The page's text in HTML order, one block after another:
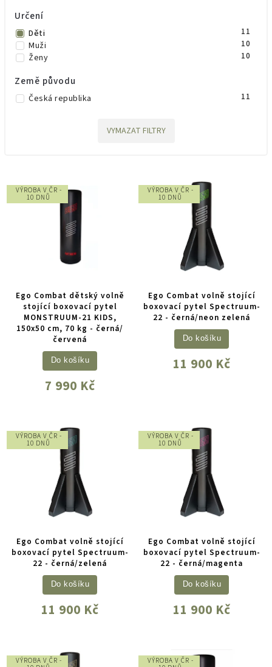
Určení
Děti 11
Muži 10
Ženy 10
Země původu
Česká republika 11
VYMAZAT FILTRY
VÝROBA V ČR -
10 DNŮ
Ego Combat dětský volně
stojící boxovací pytel
MONSTRUUM-21 KIDS,
150x50 cm, 70 kg - černá/
červená
7 990 Kč
Do košíku
VÝROBA V ČR -
10 DNŮ
Ego Combat volně stojící
boxovací pytel Spectruum-
22 - černá/neon zelená
11 900 Kč
Do košíku
VÝROBA V ČR -
10 DNŮ
Ego Combat volně stojící
boxovací pytel Spectruum-
22 - černá/zelená
11 900 Kč
Do košíku
VÝROBA V ČR -
10 DNŮ
Ego Combat volně stojící
boxovací pytel Spectruum-
22 - černá/magenta
11 900 Kč
Do košíku
VÝROBA V ČR -
VÝROBA V ČR -